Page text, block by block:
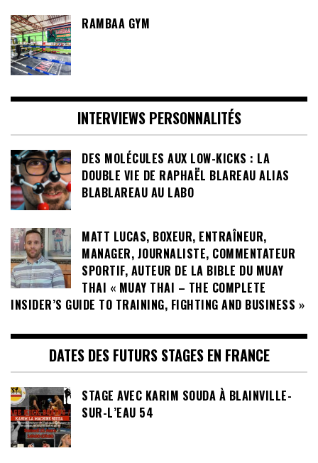
RAMBAA GYM
INTERVIEWS PERSONNALITÉS
DES MOLÉCULES AUX LOW-KICKS : LA
DOUBLE VIE DE RAPHAËL BLAREAU ALIAS
BLABLAREAU AU LABO
MATT LUCAS, BOXEUR, ENTRAÎNEUR,
MANAGER, JOURNALISTE, COMMENTATEUR
SPORTIF, AUTEUR DE LA BIBLE DU MUAY
THAI « MUAY THAI – THE COMPLETE
INSIDER’S GUIDE TO TRAINING, FIGHTING AND BUSINESS »
DATES DES FUTURS STAGES EN FRANCE
STAGE AVEC KARIM SOUDA À BLAINVILLE-
SUR-L’EAU 54